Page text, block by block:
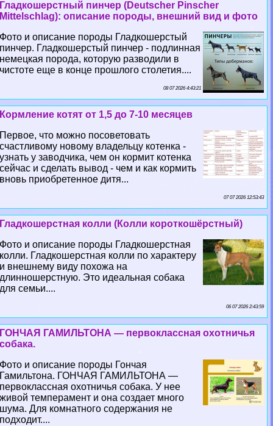
Гладкошерстный пинчер (Deutscher Pinscher
Mittelschlag): описание породы, внешний вид и фото
Фото и описание породы Гладкошерстый
пинчер. Гладкошерстый пинчер - подлинная
немецкая порода, которую разводили в
чистоте еще в конце прошлого столетия....
08 07 2026 4:43:21
Кормление котят от 1,5 до 7-10 месяцев
Первое, что можно посоветовать
счастливому новому владельцу котенка -
узнать у заводчика, чем он кормит котенка
сейчас и сделать вывод - чем и как кормить
вновь приобретенное дитя...
07 07 2026 12:53:43
Гладкошерстная колли (Колли короткошёрстный)
Фото и описание породы Гладкошерстная
колли. Гладкошерстная колли по хаpaктеру
и внешнему виду похожа на
длинношерстную. Это идеальная собака
для семьи....
06 07 2026 2:43:59
ГОНЧАЯ ГАМИЛЬТОНА — первоклассная охотничья
собака.
Фото и описание породы Гончая
Гамильтона. ГОНЧАЯ ГАМИЛЬТОНА —
первоклассная охотничья собака. У нее
живой темперамент и она создает много
шума. Для комнатного содержания не
подходит....